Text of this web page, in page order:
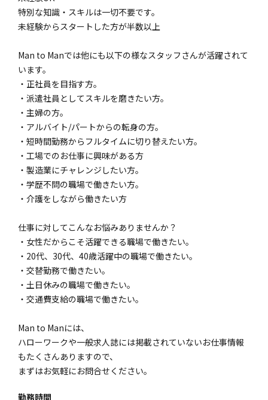
特別な知識・スキルは一切不要です。
未経験からスタートした方が半数以上
Man to Manでは他にも以下の様なスタッフさんが活躍されて
います。
・正社員を目指す方。
・派遣社員としてスキルを磨きたい方。
・主婦の方。
・アルバイト/パートからの転身の方。
・短時間勤務からフルタイムに切り替えたい方。
・工場でのお仕事に興味がある方
・製造業にチャレンジしたい方。
・学歴不問の職場で働きたい方。
・介護をしながら働きたい方
仕事に対してこんなお悩みありませんか？
・女性だからこそ活躍できる職場で働きたい。
・20代、30代、40歳活躍中の職場で働きたい。
・交替勤務で働きたい。
・土日休みの職場で働きたい。
・交通費支給の職場で働きたい。
Man to Manには、
ハローワークや一般求人誌には掲載されていないお仕事情報
もたくさんありますので、
まずはお気軽にお問合せください。
勤務時間